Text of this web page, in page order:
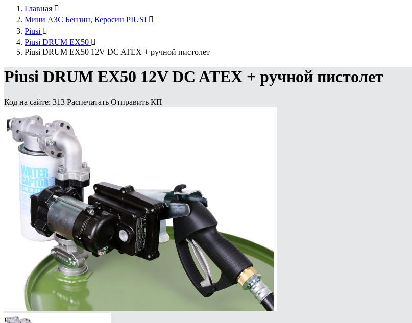
Главная 
Мини АЗС Бензин, Керосин PIUSI 
Piusi 
Piusi DRUM EX50 
Piusi DRUM EX50 12V DC ATEX + ручной пистолет
Piusi DRUM EX50 12V DC ATEX + ручной пистолет
Код на сайте: 313 Распечатать Отправить КП